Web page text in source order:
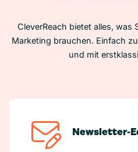
CleverReach bietet alles, was
Marketing brauchen. Einfach
und mit
Newsletter-